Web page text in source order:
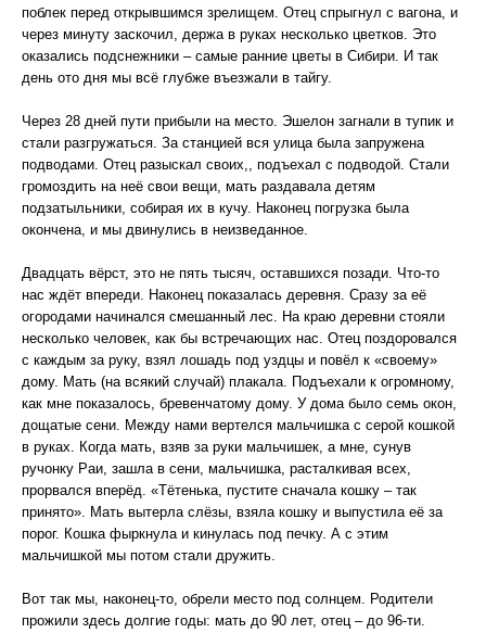
поблек перед открывшимся зрелищем. Отец спрыгнул с вагона, и
через минуту заскочил, держа в руках несколько цветков. Это
оказались подснежники – самые ранние цветы в Сибири. И так
день ото дня мы всё глубже въезжали в тайгу.
Через 28 дней пути прибыли на место. Эшелон загнали в тупик и
стали разгружаться. За станцией вся улица была запружена
подводами. Отец разыскал своих,, подъехал с подводой. Стали
громоздить на неё свои вещи, мать раздавала детям
подзатыльники, собирая их в кучу. Наконец погрузка была
окончена, и мы двинулись в неизведанное.
Двадцать вёрст, это не пять тысяч, оставшихся позади. Что-то
нас ждёт впереди. Наконец показалась деревня. Сразу за её
огородами начинался смешанный лес. На краю деревни стояли
несколько человек, как бы встречающих нас. Отец поздоровался
с каждым за руку, взял лошадь под уздцы и повёл к «своему»
дому. Мать (на всякий случай) плакала. Подъехали к огромному,
как мне показалось, бревенчатому дому. У дома было семь окон,
дощатые сени. Между нами вертелся мальчишка с серой кошкой
в руках. Когда мать, взяв за руки мальчишек, а мне, сунув
ручонку Раи, зашла в сени, мальчишка, расталкивая всех,
прорвался вперёд. «Тётенька, пустите сначала кошку – так
принято». Мать вытерла слёзы, взяла кошку и выпустила её за
порог. Кошка фыркнула и кинулась под печку. А с этим
мальчишкой мы потом стали дружить.
Вот так мы, наконец-то, обрели место под солнцем. Родители
прожили здесь долгие годы: мать до 90 лет, отец – до 96-ти.